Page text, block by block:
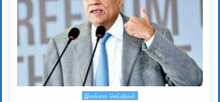
Posted in
இலங்கை செய்திகள்